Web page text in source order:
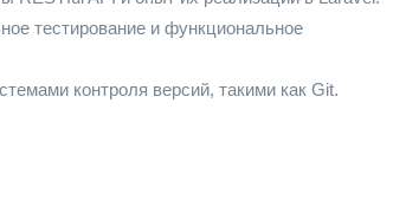
тестирование и функциональное
контроля версий, такими как Git.